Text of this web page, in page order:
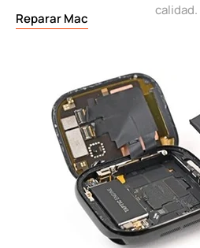
calidad.
Reparar Mac